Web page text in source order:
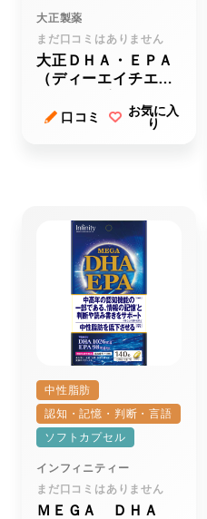
大正製薬
まだ口コミはありません
大正ＤＨＡ・ＥＰＡ
（ディーエイチエ
ｒ
口コミ
お気に入
り
中性脂肪
認知・記憶・判断・言語
ソフトカプセル
インフィニティー
まだ口コミはありません
ＭＥＧＡ ＤＨＡ